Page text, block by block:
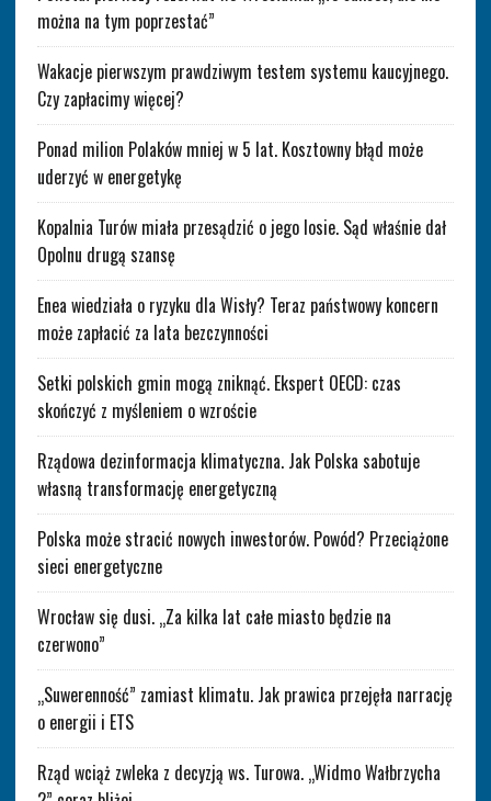
można na tym poprzestać”
Wakacje pierwszym prawdziwym testem systemu kaucyjnego.
Czy zapłacimy więcej?
Ponad milion Polaków mniej w 5 lat. Kosztowny błąd może
uderzyć w energetykę
Kopalnia Turów miała przesądzić o jego losie. Sąd właśnie dał
Opolnu drugą szansę
Enea wiedziała o ryzyku dla Wisły? Teraz państwowy koncern
może zapłacić za lata bezczynności
Setki polskich gmin mogą zniknąć. Ekspert OECD: czas
skończyć z myśleniem o wzroście
Rządowa dezinformacja klimatyczna. Jak Polska sabotuje
własną transformację energetyczną
Polska może stracić nowych inwestorów. Powód? Przeciążone
sieci energetyczne
Wrocław się dusi. „Za kilka lat całe miasto będzie na
czerwono”
„Suwerenność” zamiast klimatu. Jak prawica przejęła narrację
o energii i ETS
Rząd wciąż zwleka z decyzją ws. Turowa. „Widmo Wałbrzycha